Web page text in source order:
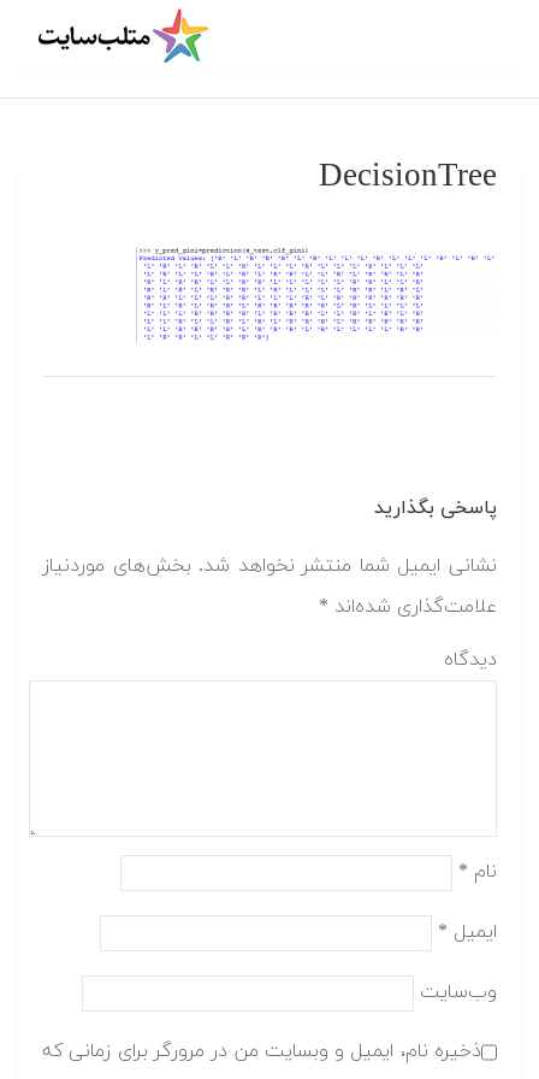
DecisionTree
پاسخی بگذارید
نشانی ایمیل شما منتشر نخواهد شد. بخش‌های موردنیاز
علامت‌گذاری شده‌اند *
دیدگاه
نام *
ایمیل *
وب‌سایت
ذخیره نام، ایمیل و وبسایت من در مرورگر برای زمانی که